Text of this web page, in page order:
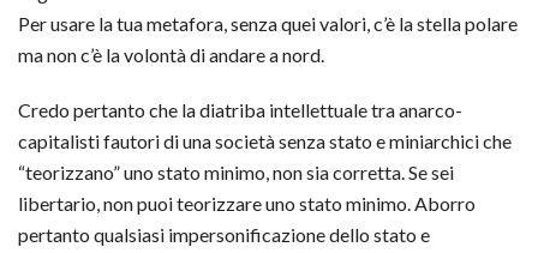
Per usare la tua metafora, senza quei valori, c’è la stella polare
ma non c’è la volontà di andare a nord.
Credo pertanto che la diatriba intellettuale tra anarco-
capitalisti fautori di una società senza stato e miniarchici che
“teorizzano” uno stato minimo, non sia corretta. Se sei
libertario, non puoi teorizzare uno stato minimo. Aborro
pertanto qualsiasi impersonificazione dello stato e